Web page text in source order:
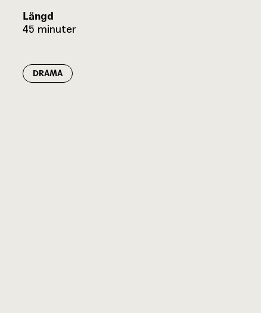
Längd
45 minuter
DRAMA